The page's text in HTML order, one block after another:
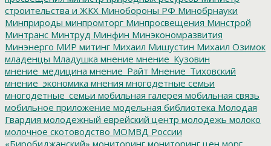
строительства и ЖКХ Минобороны РФ Минобрнауки
Минприроды минпромторг Минпросвещения Минстрой
Минтранс Минтруд Минфин Минэкономразвития
Минэнерго МИР митинг Михаил Мишустин Михаил Озимок
младенцы Младушка мнение мнение_Кузовин
мнение_медицина мнение_Райт Мнение_Тиховский
мнение_экономика мнения многодетные семьи
многодетные_семьи мобильная галерея мобильная связь
мобильное приложение модельная библиотека Молодая
Гвардия молодежный еврейский центр молодежь молоко
молочное скотоводство МОМВД России
«Биробиджанский» мониторинг мониторинг цен морг